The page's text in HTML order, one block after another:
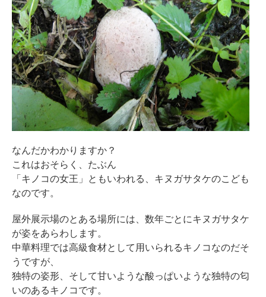
なんだかわかりますか？
これはおそらく、たぶん
「キノコの女王」ともいわれる、キヌガサタケのこども
なのです。
屋外展示場のとある場所には、数年ごとにキヌガサタケ
が姿をあらわします。
中華料理では高級食材として用いられるキノコなのだそ
うですが、
独特の姿形、そして甘いような酸っぱいような独特の匂
いのあるキノコです。